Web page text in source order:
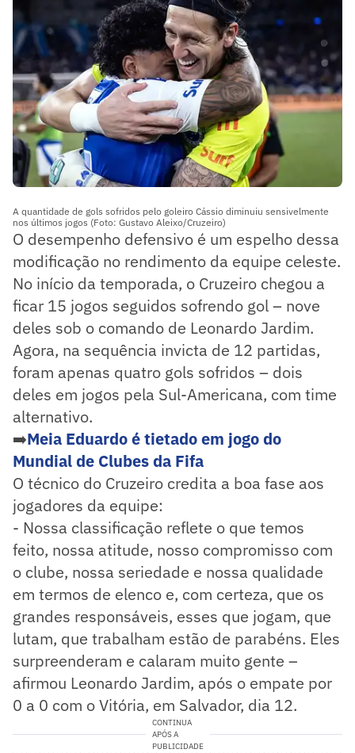
A quantidade de gols sofridos pelo goleiro Cássio diminuiu sensivelmente
nos últimos jogos (Foto: Gustavo Aleixo/Cruzeiro)
O desempenho defensivo é um espelho dessa
modificação no rendimento da equipe celeste.
No início da temporada, o Cruzeiro chegou a
ficar 15 jogos seguidos sofrendo gol – nove
deles sob o comando de Leonardo Jardim.
Agora, na sequência invicta de 12 partidas,
foram apenas quatro gols sofridos – dois
deles em jogos pela Sul-Americana, com time
alternativo.
➡️Meia Eduardo é tietado em jogo do
Mundial de Clubes da Fifa
O técnico do Cruzeiro credita a boa fase aos
jogadores da equipe:
- Nossa classificação reflete o que temos
feito, nossa atitude, nosso compromisso com
o clube, nossa seriedade e nossa qualidade
em termos de elenco e, com certeza, que os
grandes responsáveis, esses que jogam, que
lutam, que trabalham estão de parabéns. Eles
surpreenderam e calaram muito gente –
afirmou Leonardo Jardim, após o empate por
0 a 0 com o Vitória, em Salvador, dia 12.
CONTINUA
APÓS A
PUBLICIDADE